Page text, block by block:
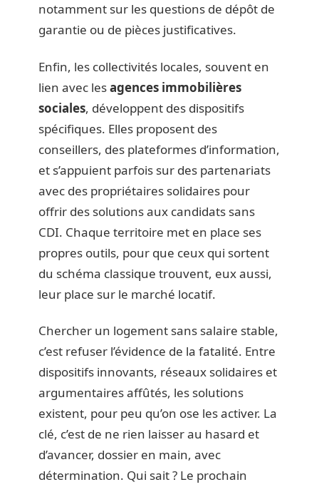
notamment sur les questions de dépôt de
garantie ou de pièces justificatives.
Enfin, les collectivités locales, souvent en
lien avec lesagences immobilières
sociales, développent des dispositifs
spécifiques. Elles proposent des
conseillers, des plateformes d’information,
et s’appuient parfois sur des partenariats
avec des propriétaires solidaires pour
offrir des solutions aux candidats sans
CDI. Chaque territoire met en place ses
propres outils, pour que ceux qui sortent
du schéma classique trouvent, eux aussi,
leur place sur le marché locatif.
Chercher un logement sans salaire stable,
c’est refuser l’évidence de la fatalité. Entre
dispositifs innovants, réseaux solidaires et
argumentaires affûtés, les solutions
existent, pour peu qu’on ose les activer. La
clé, c’est de ne rien laisser au hasard et
d’avancer, dossier en main, avec
détermination. Qui sait ? Le prochain